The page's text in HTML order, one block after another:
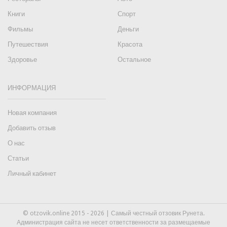
Книги
Спорт
Фильмы
Деньги
Путешествия
Красота
Здоровье
Остальное
ИНФОРМАЦИЯ
Новая компания
Добавить отзыв
О нас
Статьи
Личный кабинет
© otzovik.online 2015 - 2026 | Самый честный отзовик Рунета.
Администрация сайта не несет ответственности за размещаемые